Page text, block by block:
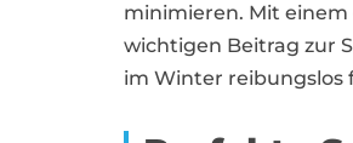
minimieren. Mit
wichtigen Beitrag zur
im Winter